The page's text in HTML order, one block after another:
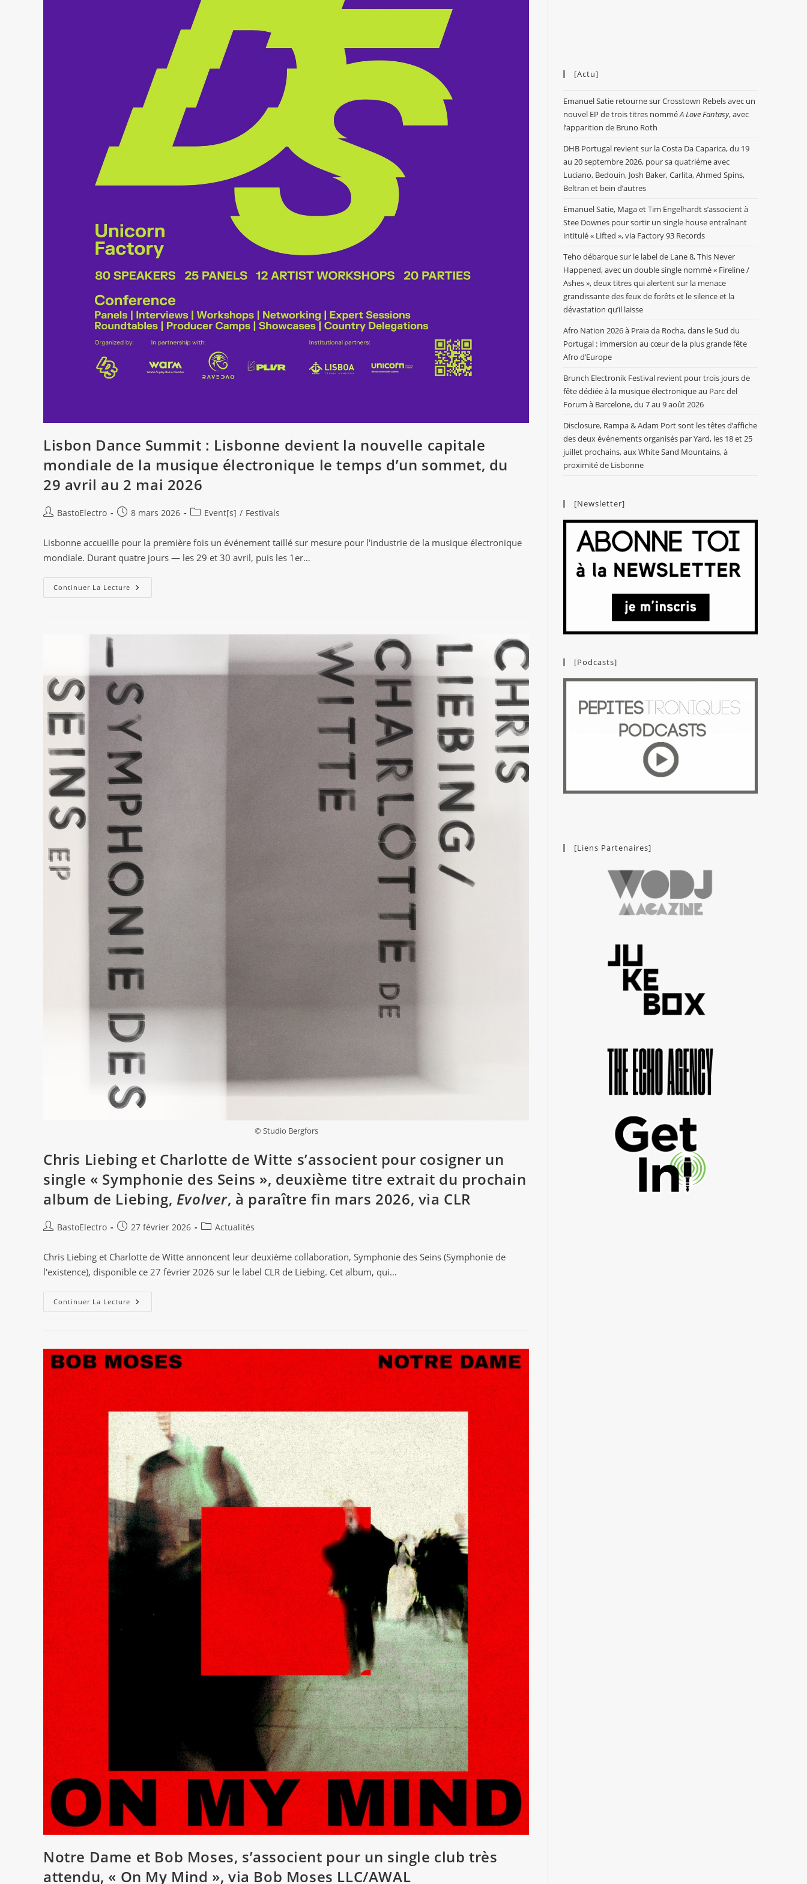
Lisbon Dance Summit : Lisbonne devient la nouvelle capitale
mondiale de la musique électronique le temps d’un sommet, du
29 avril au 2 mai 2026
Auteur/autrice
la
publication :
BastoElectro
Publication
8 mars 2026
PostEvent[s] / Festivals
Lisbonne accueille pour la première fois un événement taillé sur mesure pour l'industrie de la musique électronique
mondiale. Durant quatre jours — les 29 et 30 avril, puis les 1er…
Continuer La Lecture Lisbon
Dance
De
La
Musique
Électronique
Le
Temps
D’un
Sommet,
Du
Avril
Au
2
Mai
© Studio Bergfors
Chris Liebing et Charlotte de Witte s’associent pour cosigner un
single « Symphonie des Seins », deuxième titre extrait du prochain
album de Liebing, Evolver, à paraître fin mars 2026, via CLR
Auteur/autrice
la
publication :
BastoElectro
Publication
27 février 2026
PostActualités
Chris Liebing et Charlotte de Witte annoncent leur deuxième collaboration, Symphonie des Seins (Symphonie de
l'existence), disponible ce 27 février 2026 sur le label CLR de Liebing. Cet album, qui…
Continuer La Lecture Chris
Liebing
S’associent
Pour
Cosigner
Un
Single
Symphonie
Des
Seins
»,
Deuxième
Titre
Extrait
Du
Prochain
Album
De
Liebing,
Evolver,
À
Paraître
Fin
Mars
2026,
Notre Dame et Bob Moses, s’associent pour un single club très
attendu, « On My Mind », via Bob Moses LLC/AWAL
[Actu]
Emanuel Satie retourne sur Crosstown Rebels avec un
nouvel EP de trois titres nomméA Love Fantasy, avec
l’apparition de Bruno Roth
DHB Portugal revient sur la Costa Da Caparica, du 19
au 20 septembre 2026, pour sa quatriéme avec
Luciano, Bedouin, Josh Baker, Carlita, Ahmed Spins,
Beltran et bein d’autres
Emanuel Satie, Maga et Tim Engelhardt s’associent à
Stee Downes pour sortir un single house entraînant
intitulé « Lifted », via Factory 93 Records
Teho débarque sur le label de Lane 8, This Never
Happened, avec un double single nommé « Fireline /
Ashes », deux titres qui alertent sur la menace
grandissante des feux de forêts et le silence et la
dévastation qu’il laisse
Afro Nation 2026 à Praia da Rocha, dans le Sud du
Portugal : immersion au cœur de la plus grande fête
Afro d’Europe
Brunch Electronik Festival revient pour trois jours de
fête dédiée à la musique électronique au Parc del
Forum à Barcelone, du 7 au 9 août 2026
Disclosure, Rampa & Adam Port sont les têtes d’affiche
des deux événements organisés par Yard, les 18 et 25
juillet prochains, aux White Sand Mountains, à
proximité de Lisbonne
[Newsletter]
[Podcasts]
[Liens Partenaires]